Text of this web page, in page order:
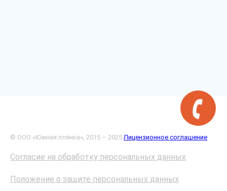
© ООО «Южная плёнка», 2015 – 2025 Лицензионное соглашение
Согласие на обработку персональных данных
Положение о защите персональных данных